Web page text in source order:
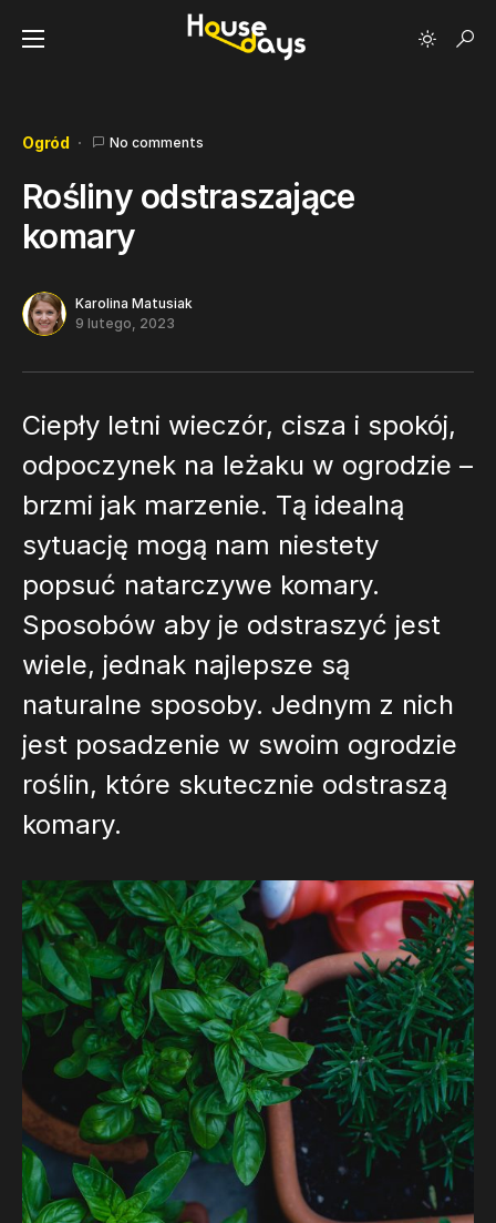
Ogród No comments
Rośliny odstraszające
komary
Karolina Matusiak
9 lutego, 2023
Ciepły letni wieczór, cisza i spokój,
odpoczynek na leżaku w ogrodzie –
brzmi jak marzenie. Tą idealną
sytuację mogą nam niestety
popsuć natarczywe komary.
Sposobów aby je odstraszyć jest
wiele, jednak najlepsze są
naturalne sposoby. Jednym z nich
jest posadzenie w swoim ogrodzie
roślin, które skutecznie odstraszą
komary.